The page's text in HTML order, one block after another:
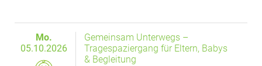
Mo.
05.10.2026
Gemeinsam Unterwegs –
Tragespaziergang für Eltern, Babys
& Begleitung